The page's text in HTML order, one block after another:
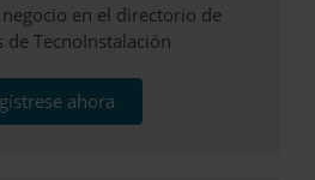
en el directorio de
de TecnoInstalación
ahora